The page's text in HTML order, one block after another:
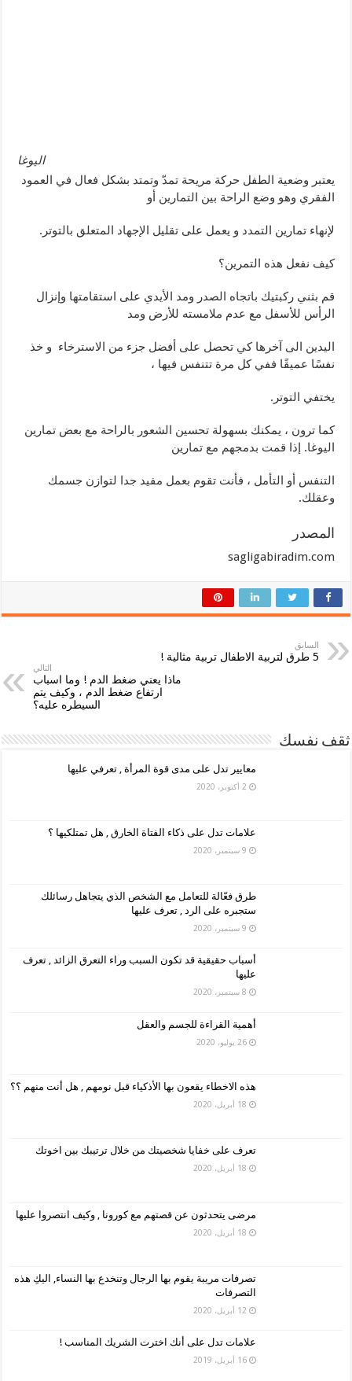
اليوغا
يعتبر وضعية الطفل حركة مريحة تمدّ وتمتد بشكل فعال في العمود
الفقري وهو وضع الراحة بين التمارين أو
لإنهاء تمارين التمدد و يعمل على تقليل الإجهاد المتعلق بالتوتر.
كيف نفعل هذه التمرين؟
قم بثني ركبتيك باتجاه الصدر ومد الأيدي على استقامتها وإنزال
الرأس للأسفل مع عدم ملامسته للأرض ومد
اليدين الى آخرها كي تحصل على أفضل جزء من الاسترخاء و خذ
نفسًا عميقًا ففي كل مرة تتنفس فيها ،
يختفي التوتر.
كما ترون ، يمكنك بسهولة تحسين الشعور بالراحة مع بعض تمارين
اليوغا. إذا قمت بدمجهم مع تمارين
التنفس أو التأمل ، فأنت تقوم بعمل مفيد جدا لتوازن جسمك
وعقلك.
المصدر
sagligabiradim.com
السابق
5 طرق لتربية الاطفال تربية مثالية !
التالي
ماذا يعني ضغط الدم ! وما اسباب
ارتفاع ضغط الدم ، وكيف يتم
السيطره عليه؟
ثقف نفسك
معايير تدل على مدى قوة المرأة , تعرفي عليها
2 أكتوبر، 2020
علامات تدل على ذكاء الفتاة الخارق , هل تمتلكيها ؟
9 سبتمبر، 2020
طرق فعّالة للتعامل مع الشخص الذي يتجاهل رسائلك
ستجبره على الرد , تعرف عليها
9 سبتمبر، 2020
أسباب حقيقية قد تكون السبب وراء التعرق الزائد , تعرف
عليها
8 سبتمبر، 2020
أهمية القراءة للجسم والعقل
26 يوليو، 2020
هذه الاخطاء يقعون بها الأذكياء قبل نومهم , هل أنت منهم ؟؟
18 أبريل، 2020
تعرف على خفايا شخصيتك من خلال ترتيبك بين اخوتك
18 أبريل، 2020
مرضى يتحدثون عن قصتهم مع كورونا , وكيف انتصروا عليها
18 أبريل، 2020
تصرفات مريبة يقوم بها الرجال وتنخدع بها النساء, اليكِ هذه
التصرفات
12 أبريل، 2020
علامات تدل على أنك اخترت الشريك المناسب !
16 أبريل، 2019